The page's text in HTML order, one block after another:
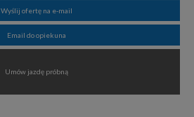
Wyślij ofertę na e-mail
Email do opiekuna
Umów jazdę próbną